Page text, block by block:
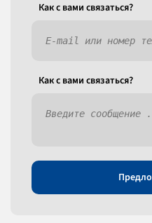
Как c вами связаться?
Как c вами связаться?